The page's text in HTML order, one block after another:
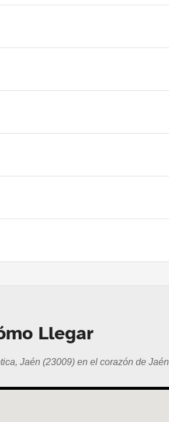
Llegar
Jaén (23009) en el corazón de Jaén